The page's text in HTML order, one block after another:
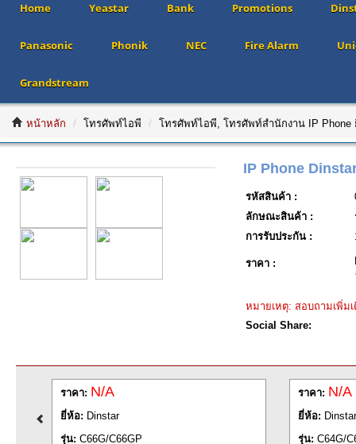
Home Yeastar Bank Promotions
Panasonic Phonik NEC Fire Alarm
Grandstream
หน้าหลัก โทรศัพท์ไอพี โทรศัพท์ไอพี, โทรศัพท์สำนักงาน IP Phone
IP Phone
รหัสสินค้า :
ลักษณะสินค้า :
การรับประกัน :
ราคา :
หมายเหตุ: สอบถามเพิ่มเ
Social Share: